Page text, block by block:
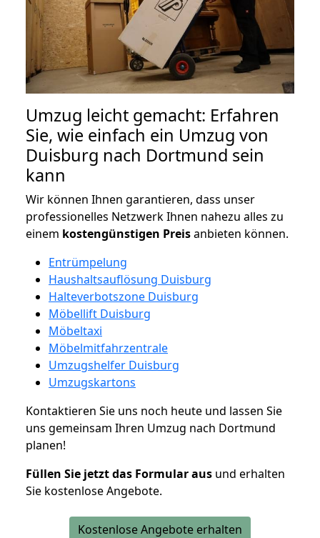
Umzug leicht gemacht: Erfahren
Sie, wie einfach ein Umzug von
Duisburg nach Dortmund sein
kann
Wir können Ihnen garantieren, dass unser
professionelles Netzwerk Ihnen nahezu alles zu
einem kostengünstigen Preisanbieten können.
Entrümpelung
Haushaltsauflösung Duisburg
Halteverbotszone Duisburg
Möbellift Duisburg
Möbeltaxi
Möbelmitfahrzentrale
Umzugshelfer Duisburg
Umzugskartons
Kontaktieren Sie uns noch heute und lassen Sie
uns gemeinsam Ihren Umzug nach Dortmund
planen!
Füllen Sie jetzt das Formular aus und erhalten
Sie kostenlose Angebote.
Kostenlose Angebote erhalten